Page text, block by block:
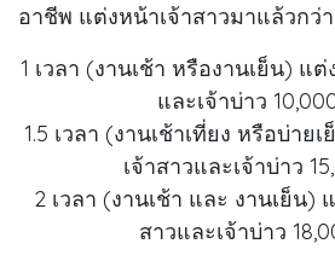
อาชีพ แต่งหน้าเจ้าสาวมาแล้วกว่
1 เวลา (งานเช้า หรืองานเย็น) แ
และเจ้าบ่าว
1.5 เวลา (งานเช้าเที่ยง หรือบ่า
เจ้าสาวและเจ้าบ่าว
2 เวลา (งานเช้า และ งานเย็น)
สาวและเจ้าบ่าว